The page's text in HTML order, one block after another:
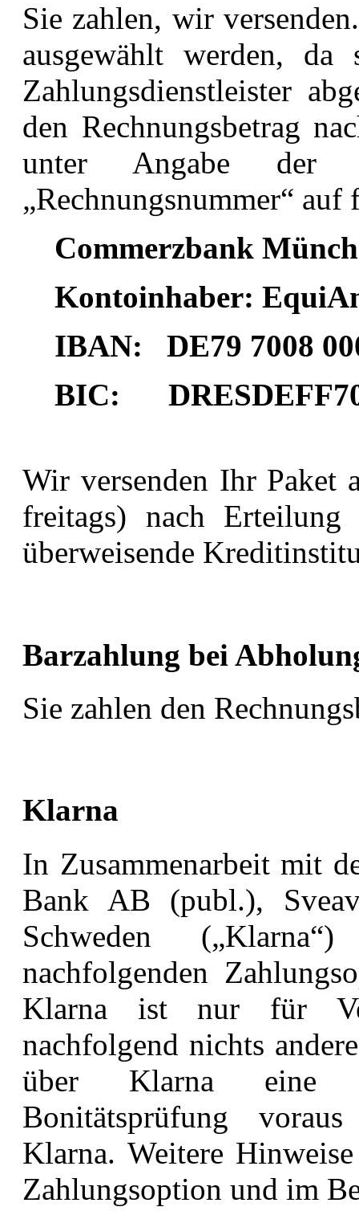
Sie zahlen, wir
ausgewählt werden,
Zahlungsdienstleister
den Rechnungsbetrag
unter Angabe der
„Rechnungsnummer“
Commerzbank
Kontoinhaber:
IBAN: DE79 7008
BIC:
Wir versenden Ihr Paket
freitags) nach Erteilung
überweisende
Barzahlung bei
Sie zahlen den
Klarna
In Zusammenarbeit mit
Bank AB (publ.),
Schweden
nachfolgenden
Klarna ist nur für
nachfolgend nichts
über Klarna
Bonitätsprüfung
Klarna. Weitere
Zahlungsoption und im